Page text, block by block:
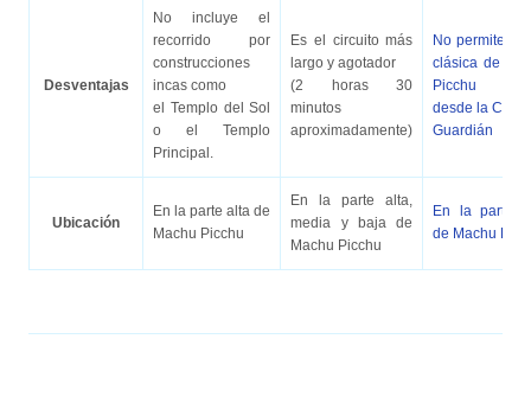
Desventajas
No incluye el
recorrido por
construcciones
incas como
el Templo del Sol
o el Templo
Principal.
Es el circuito más
largo y agotador
(2 horas 30
minutos
aproximadamente)
No permite la
clásica de
Picchu
desde la Casa
Guardián
Ubicación
En la parte alta de
Machu Picchu
En la parte alta,
media y baja de
Machu Picchu
En la parte
de Machu